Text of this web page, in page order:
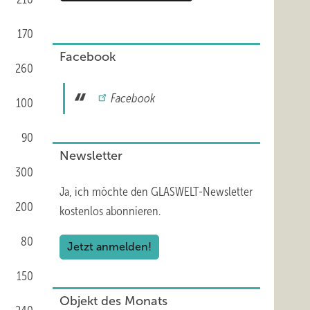
170
260
100
90
300
200
80
150
Facebook
Facebook
Newsletter
Ja, ich möchte den GLASWELT-Newsletter
kostenlos abonnieren.
Jetzt anmelden!
Objekt des Monats